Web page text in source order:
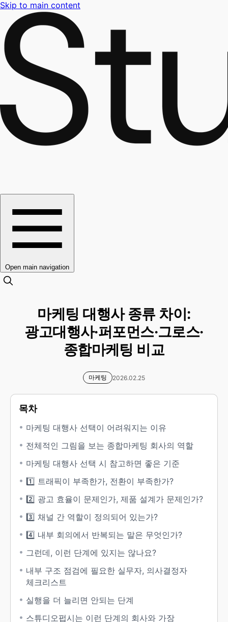
Skip to main content
Open main navigation
마케팅 대행사 종류 차이:
광고대행사·퍼포먼스·그로스·
종합마케팅 비교
마케팅 2026.02.25
목차
마케팅 대행사 선택이 어려워지는 이유
전체적인 그림을 보는 종합마케팅 회사의 역할
마케팅 대행사 선택 시 참고하면 좋은 기준
1️⃣ 트래픽이 부족한가, 전환이 부족한가?
2️⃣ 광고 효율이 문제인가, 제품 설계가 문제인가?
3️⃣ 채널 간 역할이 정의되어 있는가?
4️⃣ 내부 회의에서 반복되는 말은 무엇인가?
그런데, 이런 단계에 있지는 않나요?
내부 구조 점검에 필요한 실무자, 의사결정자
체크리스트
실행을 더 늘리면 안되는 단계
스튜디오펍시는 이런 단계의 회사와 가장